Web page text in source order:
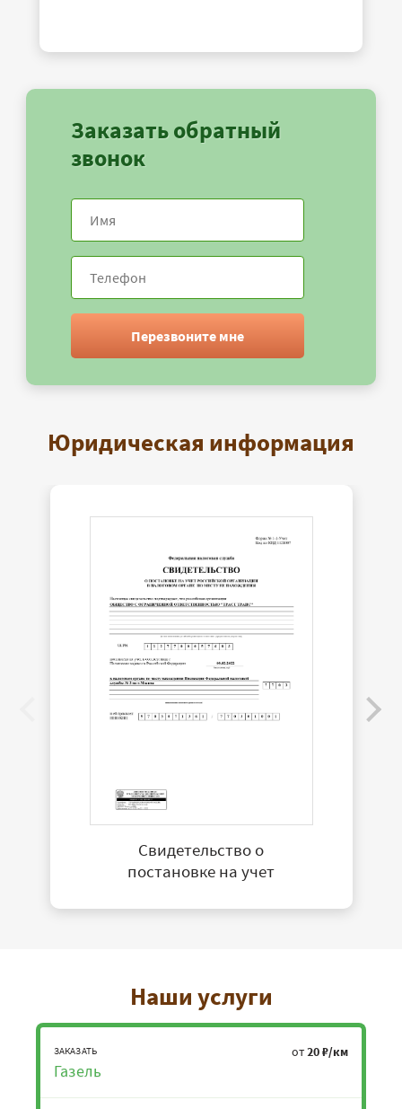
Заказать обратный
звонок
Перезвоните мне
Юридическая информация
Свидетельство о
постановке на учет
Наши услуги
ЗАКАЗАТЬ
Газель
от20 ₽/км